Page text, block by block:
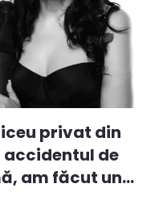
privat din
de
am făcut un